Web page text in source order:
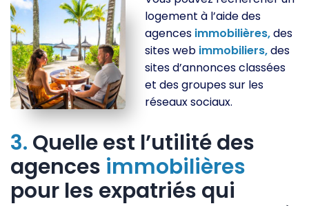
logement à l’aide des
agences immobilières,des
sites web immobiliers,des
sites d’annonces classées
et des groupes sur les
réseaux sociaux.
3. Quelle est l’utilité des
agences immobilières
pour les expatriés qui